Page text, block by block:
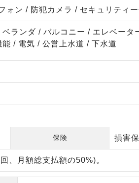
ォン / 防犯カメラ / セキュリティ
ランダ / バルコニー / エレベータ
/ 電気 / 公営上水道 / 下水道
保険 損害
、月額総支払額の50%)。